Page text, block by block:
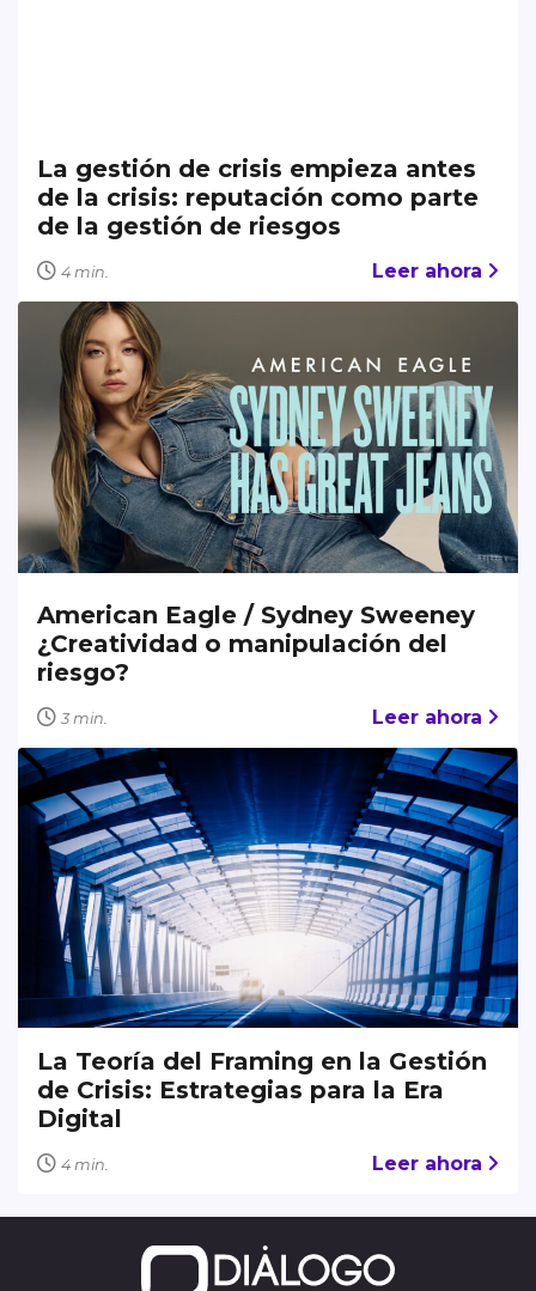
La gestión de crisis empieza antes
de la crisis: reputación como parte
de la gestión de riesgos
4 min. Leer ahora
American Eagle / Sydney Sweeney
¿Creatividad o manipulación del
riesgo?
3 min. Leer ahora
La Teoría del Framing en la Gestión
de Crisis: Estrategias para la Era
Digital
4 min. Leer ahora